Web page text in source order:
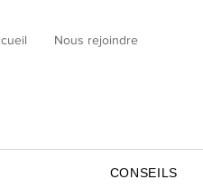
Nous rejoindre
CONSEILS